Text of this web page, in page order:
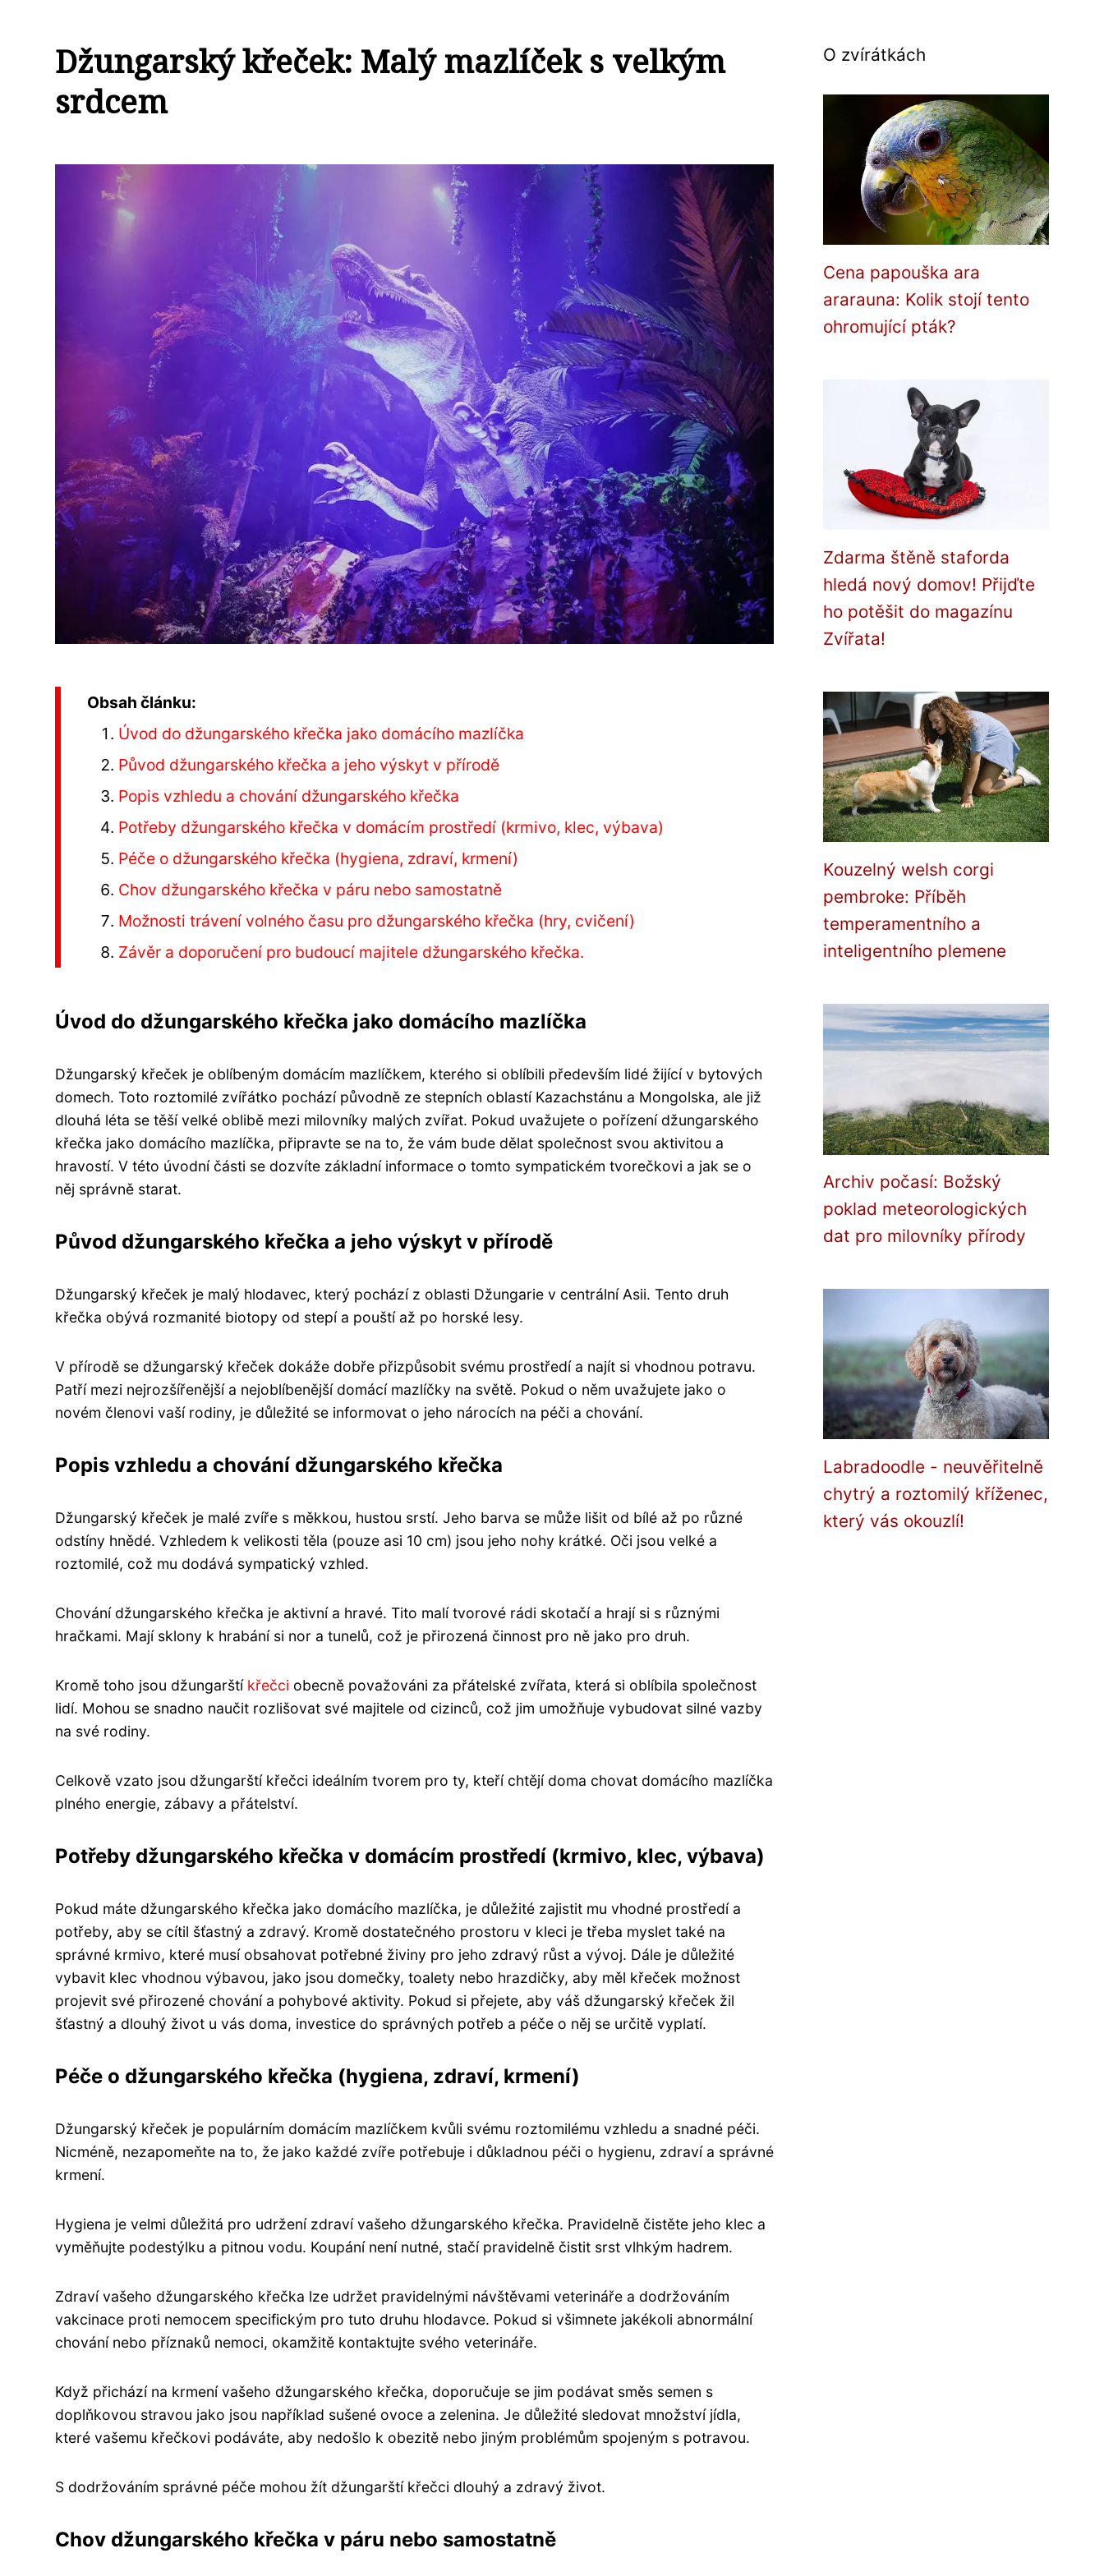
Džungarský křeček: Malý mazlíček s velkým
srdcem
Obsah článku:
Úvod do džungarského křečka jako domácího mazlíčka
Původ džungarského křečka a jeho výskyt v přírodě
Popis vzhledu a chování džungarského křečka
Potřeby džungarského křečka v domácím prostředí (krmivo, klec, výbava)
Péče o džungarského křečka (hygiena, zdraví, krmení)
Chov džungarského křečka v páru nebo samostatně
Možnosti trávení volného času pro džungarského křečka (hry, cvičení)
Závěr a doporučení pro budoucí majitele džungarského křečka.
Úvod do džungarského křečka jako domácího mazlíčka
Džungarský křeček je oblíbeným domácím mazlíčkem, kterého si oblíbili především lidé žijící v bytových
domech. Toto roztomilé zvířátko pochází původně ze stepních oblastí Kazachstánu a Mongolska, ale již
dlouhá léta se těší velké oblibě mezi milovníky malých zvířat. Pokud uvažujete o pořízení džungarského
křečka jako domácího mazlíčka, připravte se na to, že vám bude dělat společnost svou aktivitou a
hravostí. V této úvodní části se dozvíte základní informace o tomto sympatickém tvorečkovi a jak se o
něj správně starat.
Původ džungarského křečka a jeho výskyt v přírodě
Džungarský křeček je malý hlodavec, který pochází z oblasti Džungarie v centrální Asii. Tento druh
křečka obývá rozmanité biotopy od stepí a pouští až po horské lesy.
V přírodě se džungarský křeček dokáže dobře přizpůsobit svému prostředí a najít si vhodnou potravu.
Patří mezi nejrozšířenější a nejoblíbenější domácí mazlíčky na světě. Pokud o něm uvažujete jako o
novém členovi vaší rodiny, je důležité se informovat o jeho nárocích na péči a chování.
Popis vzhledu a chování džungarského křečka
Džungarský křeček je malé zvíře s měkkou, hustou srstí. Jeho barva se může lišit od bílé až po různé
odstíny hnědé. Vzhledem k velikosti těla (pouze asi 10 cm) jsou jeho nohy krátké. Oči jsou velké a
roztomilé, což mu dodává sympatický vzhled.
Chování džungarského křečka je aktivní a hravé. Tito malí tvorové rádi skotačí a hrají si s různými
hračkami. Mají sklony k hrabání si nor a tunelů, což je přirozená činnost pro ně jako pro druh.
Kromě toho jsou džungarští křečci obecně považováni za přátelské zvířata, která si oblíbila společnost
lidí. Mohou se snadno naučit rozlišovat své majitele od cizinců, což jim umožňuje vybudovat silné vazby
na své rodiny.
Celkově vzato jsou džungarští křečci ideálním tvorem pro ty, kteří chtějí doma chovat domácího mazlíčka
plného energie, zábavy a přátelství.
Potřeby džungarského křečka v domácím prostředí (krmivo, klec, výbava)
Pokud máte džungarského křečka jako domácího mazlíčka, je důležité zajistit mu vhodné prostředí a
potřeby, aby se cítil šťastný a zdravý. Kromě dostatečného prostoru v kleci je třeba myslet také na
správné krmivo, které musí obsahovat potřebné živiny pro jeho zdravý růst a vývoj. Dále je důležité
vybavit klec vhodnou výbavou, jako jsou domečky, toalety nebo hrazdičky, aby měl křeček možnost
projevit své přirozené chování a pohybové aktivity. Pokud si přejete, aby váš džungarský křeček žil
šťastný a dlouhý život u vás doma, investice do správných potřeb a péče o něj se určitě vyplatí.
Péče o džungarského křečka (hygiena, zdraví, krmení)
Džungarský křeček je populárním domácím mazlíčkem kvůli svému roztomilému vzhledu a snadné péči.
Nicméně, nezapomeňte na to, že jako každé zvíře potřebuje i důkladnou péči o hygienu, zdraví a správné
krmení.
Hygiena je velmi důležitá pro udržení zdraví vašeho džungarského křečka. Pravidelně čistěte jeho klec a
vyměňujte podestýlku a pitnou vodu. Koupání není nutné, stačí pravidelně čistit srst vlhkým hadrem.
Zdraví vašeho džungarského křečka lze udržet pravidelnými návštěvami veterináře a dodržováním
vakcinace proti nemocem specifickým pro tuto druhu hlodavce. Pokud si všimnete jakékoli abnormální
chování nebo příznaků nemoci, okamžitě kontaktujte svého veterináře.
Když přichází na krmení vašeho džungarského křečka, doporučuje se jim podávat směs semen s
doplňkovou stravou jako jsou například sušené ovoce a zelenina. Je důležité sledovat množství jídla,
které vašemu křečkovi podáváte, aby nedošlo k obezitě nebo jiným problémům spojeným s potravou.
S dodržováním správné péče mohou žít džungarští křečci dlouhý a zdravý život.
Chov džungarského křečka v páru nebo samostatně
O zvírátkách
Cena papouška ara
ararauna: Kolik stojí tento
ohromující pták?
Zdarma štěně staforda
hledá nový domov! Přijďte
ho potěšit do magazínu
Zvířata!
Kouzelný welsh corgi
pembroke: Příběh
temperamentního a
inteligentního plemene
Archiv počasí: Božský
poklad meteorologických
dat pro milovníky přírody
Labradoodle - neuvěřitelně
chytrý a roztomilý kříženec,
který vás okouzlí!